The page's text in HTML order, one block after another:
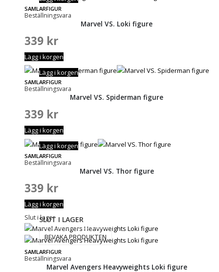
SAMLARFIGUR
Beställningsvara
Marvel VS. Loki figure
339 kr
Lägg i korgen
SAMLARFIGUR
Beställningsvara
Lägg i korgen
Marvel VS. Spiderman figure
339 kr
Lägg i korgen
SAMLARFIGUR
Beställningsvara
Lägg i korgen
Marvel VS. Thor figure
339 kr
Lägg i korgen
Slut i lager
SAMLARFIGUR
Beställningsvara
SLUT I LAGER
BEVAKA PRODUKTEN
Marvel Avengers Heavyweights Loki figure